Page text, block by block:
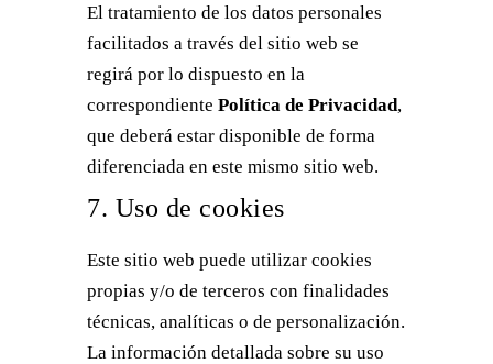
El tratamiento de los datos personales
facilitados a través del sitio web se
regirá por lo dispuesto en la
correspondiente Política de Privacidad,
que deberá estar disponible de forma
diferenciada en este mismo sitio web.
7. Uso de cookies
Este sitio web puede utilizar cookies
propias y/o de terceros con finalidades
técnicas, analíticas o de personalización.
La información detallada sobre su uso